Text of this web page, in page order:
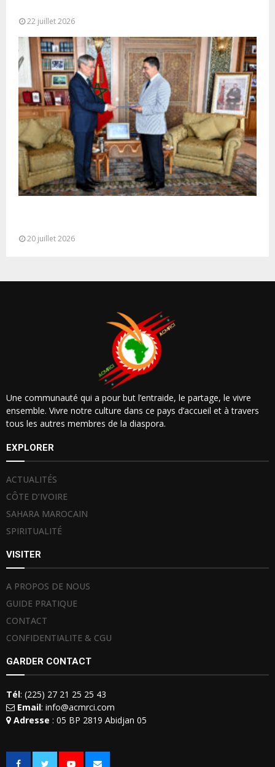
22 juillet 2026
20 juillet 2026
Une communauté qui a pour but l’entraide, le partage, le vivre
ensemble. Vivre notre culture dans ce pays d’accueil et à travers
tous les autres membres de la diaspora.
EXPLORER
ACTUALITÉS
CÔTE D’IVOIRE
SAHARA MAROCAIN
SPIRITUALITÉ
VISITER
A PROPOS DE NOUS
GUIDE PRATIQUE
CONTACT
CONFIDENTIALITE & CGU
GARDER CONTACT
Tél: (225) 27 21 25 25 43
Email: info@acmrci.com
Adresse : 05 BP 2819 Abidjan 05